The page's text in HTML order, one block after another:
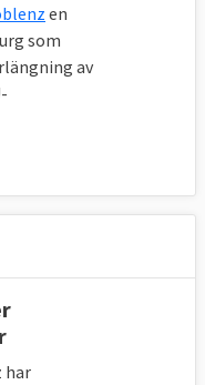
en
som
av
har